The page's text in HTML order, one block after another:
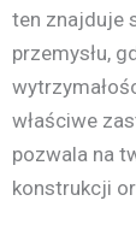
ten znajduje
przemysłu,
właściwe
pozwala na
konstrukcji